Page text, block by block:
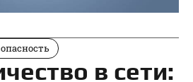
в сети: